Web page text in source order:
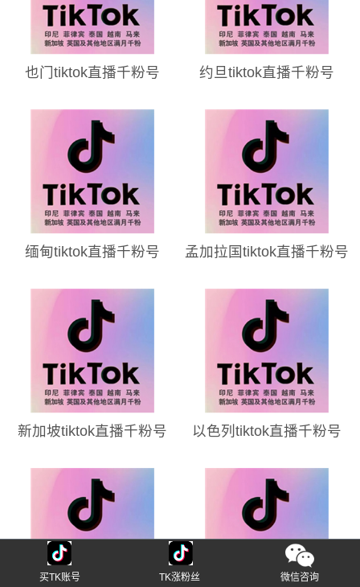
也门tiktok直播千粉号 约旦tiktok直播千粉号
缅甸tiktok直播千粉号 孟加拉国tiktok直播千粉号
新加坡tiktok直播千粉号 以色列tiktok直播千粉号
买TK账号 TK涨粉丝 微信咨询